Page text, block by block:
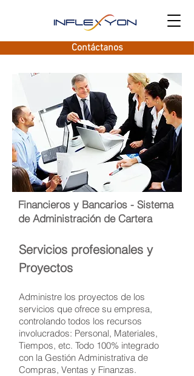
Contáctanos
Financieros y Bancarios - Sistema
de Administración de Cartera
Servicios profesionales y
Proyectos
Administre los proyectos de los
servicios que ofrece su empresa,
controlando todos los recursos
involucrados: Personal, Materiales,
Tiempos, etc. Todo 100% integrado
con la Gestión Administrativa de
Compras, Ventas y Finanzas.